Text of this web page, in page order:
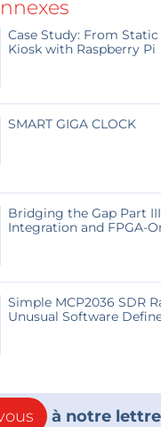
Case Study: From
Kiosk with Raspberry Pi
SMART GIGA CLOCK
Bridging the Gap Part
Integration and FPGA-
Simple MCP2036 SDR
Unusual Software
à notre lettre